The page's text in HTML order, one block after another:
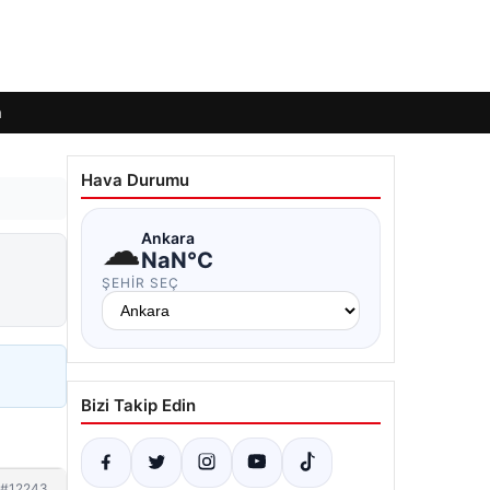
Hava Durumu
☁Ankara
NaN°C
ŞEHIR SEÇ
Bizi Takip Edin